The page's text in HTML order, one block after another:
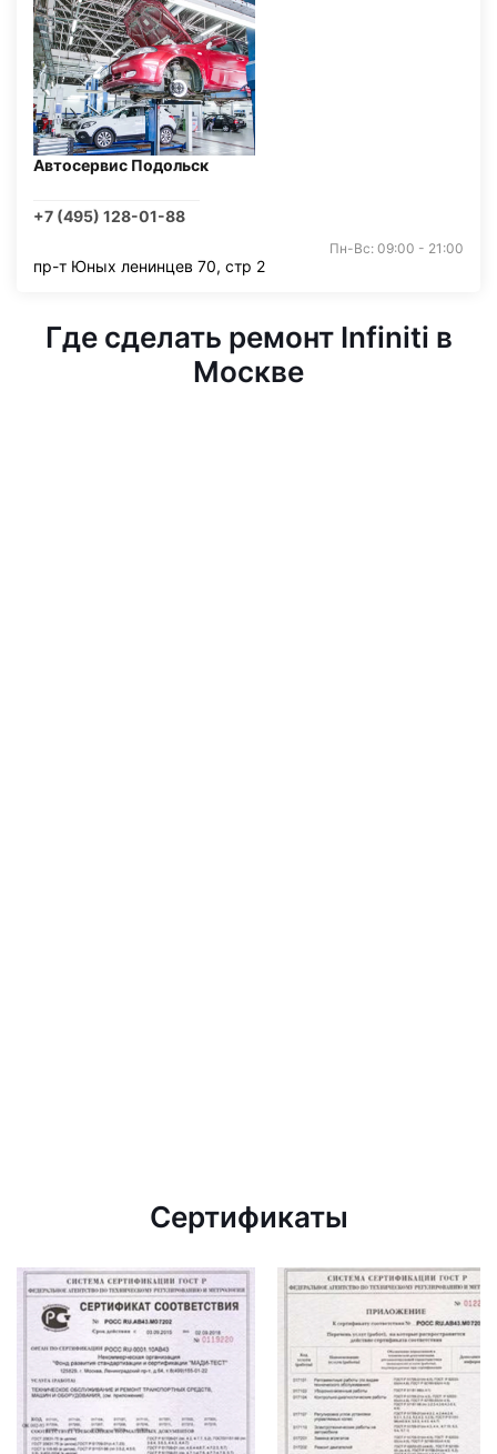
Автосервис Подольск
+7 (495) 128-01-88
Пн-Вс: 09:00 - 21:00
пр-т Юных ленинцев 70, стр 2
Где сделать ремонт Infiniti в
Москве
Сертификаты